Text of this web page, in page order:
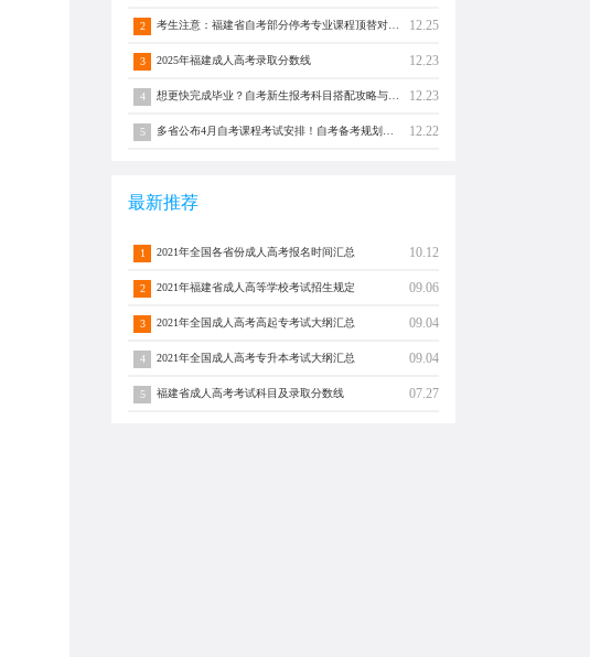
2 12.25
3 2025年福建成人高考录取分数线 12.23
4 12.23
5 12.22
最新推荐
1 2021年全国各省份成人高考报名时间汇总 10.12
2 2021年福建省成人高等学校考试招生规定 09.06
3 2021年全国成人高考高起专考试大纲汇总 09.04
4 2021年全国成人高考专升本考试大纲汇总 09.04
5 福建省成人高考考试科目及录取分数线 07.27